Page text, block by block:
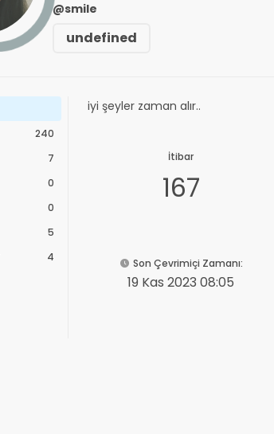
@smile
undefined
240
7
0
0
5
4
iyi şeyler zaman alır..
İtibar
167
Son Çevrimiçi Zamanı:
19 Kas 2023 08:05